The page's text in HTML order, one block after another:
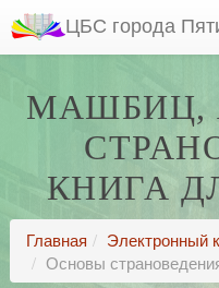
ЦБС города
МАШБИЦ,
КНИГА
Главная
Электронный
Основы